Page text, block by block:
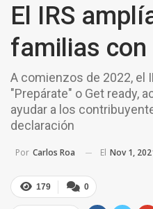
El IRS
familias con
A comienzos de 2022, el
"Prepárate" o Get ready,
ayudar a los
declaración
Por Carlos Roa El Nov 1,
0
179